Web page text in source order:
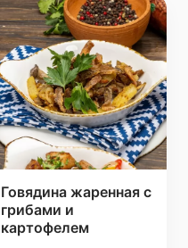
Говядина жаренная с
грибами и
картофелем